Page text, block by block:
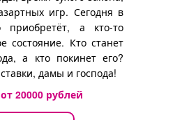
игр. Сегодня в
приобретёт, а кто-то
состояние. Кто станет
а кто покинет его?
дамы и господа!
20000рублей